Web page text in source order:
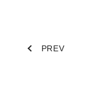
PREV